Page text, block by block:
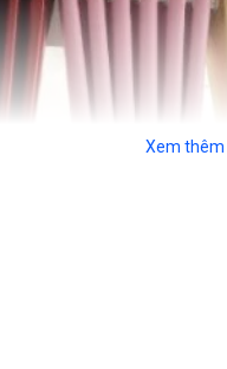
Xem thêm